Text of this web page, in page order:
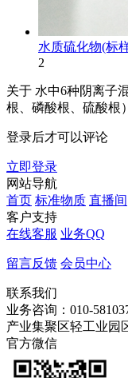
水质硫化物(标
2
关于 水中6种阴离子
根、磷酸根、硫酸根
登录后才可以评论
立即登录
网站导航
首页 标准物质 直播间
客户支持
在线客服 业务QQ
留言反馈 会员中心
联系我们
业务咨询：010-
产业集聚区轻工业园
官方微信